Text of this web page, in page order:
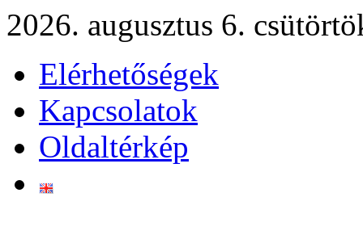
2026. augusztus 6.
Elérhetőségek
Kapcsolatok
Oldaltérkép